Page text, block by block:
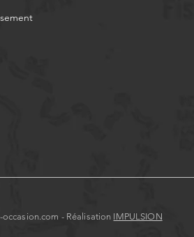
- Réalisation IMPULSION